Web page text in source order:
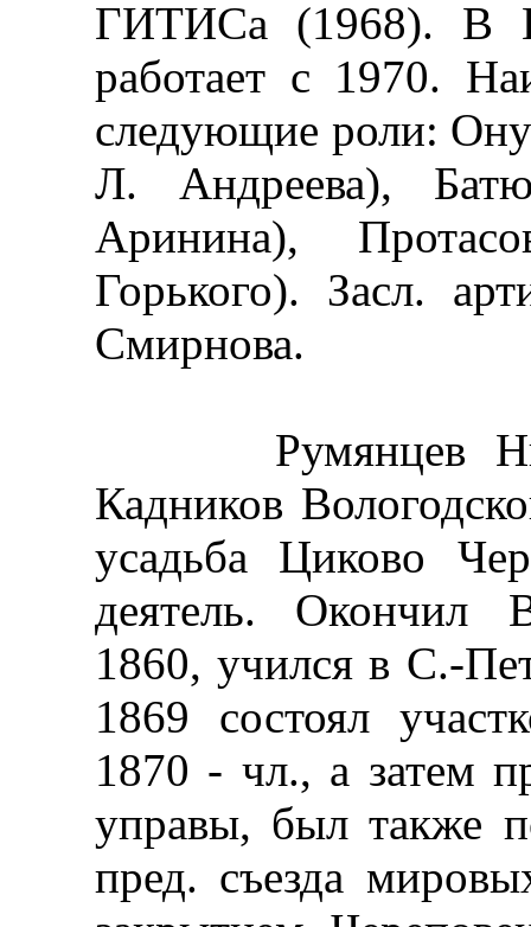
ГИТИСа (1968). В
работает с 1970.
следующие роли:
Л. Андреева),
Аринина),
Горького). Засл.
Смирнова.
Румянцев
Кадников
усадьба Циково
деятель. Окончил
1860, учился в С.-
1869 состоял
1870 - чл., а затем
управы, был также
пред. съезда